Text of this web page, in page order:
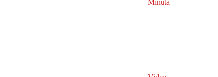
Minúta